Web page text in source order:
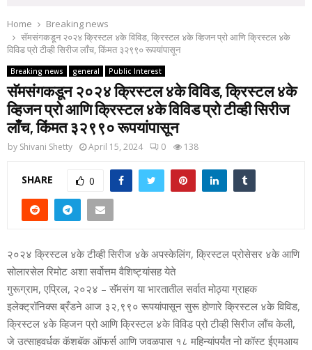
Home
Breaking news
सॅमसंगकडून २०२४ क्रिस्‍टल ४के विविड, क्रिस्‍टल ४के व्हिजन प्रो आणि क्रिस्‍टल ४के
विविड प्रो टीव्‍ही सिरीज लाँच, किंमत ३२९९० रूपयांपासून
Breaking news general Public Interest
सॅमसंगकडून २०२४ क्रिस्‍टल ४के विविड, क्रिस्‍टल ४के
व्हिजन प्रो आणि क्रिस्‍टल ४के विविड प्रो टीव्‍ही सिरीज
लाँच, किंमत ३२९९० रूपयांपासून
by Shivani Shetty April 15, 2024 0 138
SHARE 0
२०२४ क्रिस्‍टल ४के टीव्‍ही सिरीज ४के अपस्‍केलिंग, क्रिस्‍टल प्रोसेसर ४के आणि
सोलारसेल रिमोट अशा सर्वोत्तम वैशिष्‍ट्यांसह येते
गुरूग्राम, एप्रिल, २०२४ – सॅमसंग या भारतातील सर्वात मोठ्या ग्राहक
इलेक्‍ट्रॉनिक्‍स ब्रँडने आज ३२,९९० रूपयांपासून सुरू होणारे क्रिस्‍टल ४के विविड,
क्रिस्‍टल ४के व्हिजन प्रो आणि क्रिस्‍टल ४के विविड प्रो टीव्‍ही सिरीज लाँच केली,
जे उत्‍साहवर्धक कॅशबॅक ऑफर्स आणि जवळपास १८ महिन्‍यांपर्यंत नो कॉस्‍ट ईएमआय